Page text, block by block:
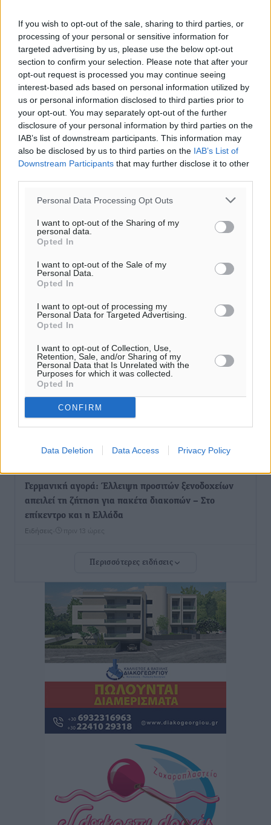
If you wish to opt-out of the sale, sharing to third parties, or
processing of your personal or sensitive information for
targeted advertising by us, please use the below opt-out
section to confirm your selection. Please note that after your
opt-out request is processed you may continue seeing
interest-based ads based on personal information utilized by
us or personal information disclosed to third parties prior to
your opt-out. You may separately opt-out of the further
disclosure of your personal information by third parties on the
IAB’s list of downstream participants. This information may
also be disclosed by us to third parties on the IAB’s List of
Downstream Participants that may further disclose it to other
Personal Data Processing Opt Outs
I want to opt-out of the Sharing of my
personal data.
Opted In
I want to opt-out of the Sale of my
Personal Data.
Opted In
I want to opt-out of processing my
Personal Data for Targeted Advertising.
Opted In
I want to opt-out of Collection, Use,
Retention, Sale, and/or Sharing of my
Personal Data that Is Unrelated with the
Purposes for which it was collected.
Opted In
CONFIRM
Data Deletion Data Access Privacy Policy
Ροή ειδήσεων
Η Meridiam ξεκλειδώνει τις έρευνες βυθού στη
Παρουσίαση βιβλίου του Α. Χατζημιχαήλ – Τιμητική
εκδήλωση για τους αυτοδιοικητικούς της Κω
Εγκρίθηκε η ηλεκτρική διασύνδεση Ρόδου και Κω
Ελλάδα
Τοπικές Ειδήσεις
Νέο ανακαινισμένο δημοτικό τουριστικό γραφείο
στην Πάτμο
Τοπικές Ειδήσεις
Τοπικές Ειδήσεις• πριν 13 ώρες
Γερμανική αγορά: Έλλειψη προσιτών ξενοδοχείων
απειλεί τη ζήτηση για πακέτα διακοπών – Στο
επίκεντρο και η Ελλάδα
Ειδήσεις πριν 13 ώρες
Νέο ξενοδοχείο στη Ρόδο για την H Hotels –
Τοπικές Ειδήσεις• πριν 13 ώρες
Αυτοκίνητο μπήκε παράνομα σε μονόδρομο στο
Μαστιχάρι – Αναποδογύρισε όχημα με μητέρα και
Τοπικές Ειδήσεις• πριν 13 ώρες
“Η Ευρώπη αντιμετώπιζε το προσφυγικό σαν ταινία
τρόμου” – Η συγκλονιστική μαρτυρία της Χαρούλας
Γιασιράνη στον RV για τα γεγονότα που οδήγησαν στο
πριν 13 ώρες
Συναυλία με τον Γιάννη Κότσιρα στις 21 Αυγούστου
Περισσότερες ειδήσεις